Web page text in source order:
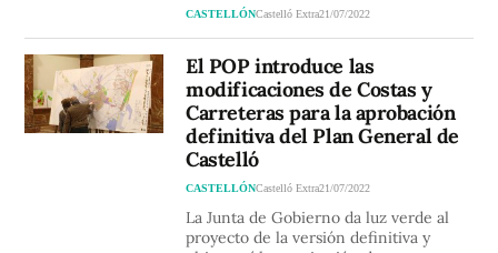
CASTELLÓNCastelló Extra21/07/2022
El POP introduce las
modificaciones de Costas y
Carreteras para la aprobación
definitiva del Plan General de
Castelló
CASTELLÓNCastelló Extra21/07/2022
La Junta de Gobierno da luz verde al
proyecto de la versión definitiva y